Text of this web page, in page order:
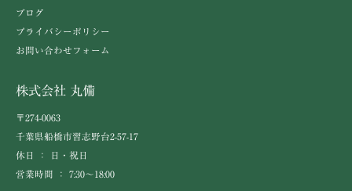
ブログ
プライバシーポリシー
お問い合わせフォーム
株式会社 丸備
〒274-0063
千葉県船橋市習志野台2-57-17
休日 ： 日・祝日
営業時間 ： 7:30～18:00